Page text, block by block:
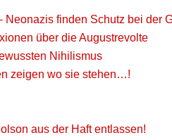
finden Schutz bei der
über die Augustrevolte
Nihilismus
zeigen wo sie stehen…!
aus der Haft entlassen!